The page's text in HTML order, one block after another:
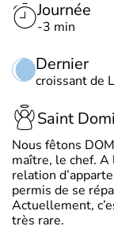
Journée
-3 min
Dernier
croissant de
Saint
Nous fêtons
maître, le chef. A
relation
permis de se
Actuellement,
très rare.